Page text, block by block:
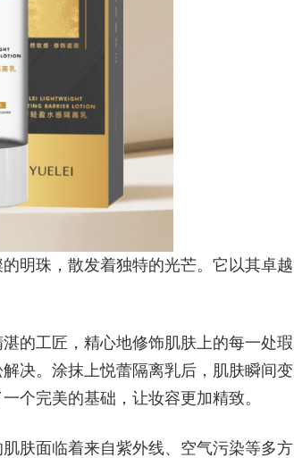
明珠，散发着独特的光芒。它以其卓越
的工匠，精心地修饰肌肤上的每一处瑕
决。涂抹上悦蕾隔离乳后，肌肤瞬间变
个完美的基础，让妆容更加精致。
肤面临着来自紫外线、空气污染等多方